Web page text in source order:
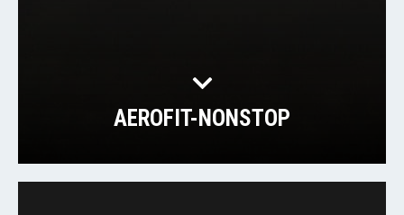
AEROFIT-NONSTOP